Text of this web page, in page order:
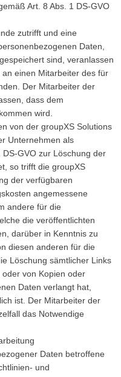
Art. 8 Abs. 1 DS-GVO
zutrifft und eine
Daten,
sind, veranlassen
einen Mitarbeiter des für
Der Mitarbeiter der
dass dem
wird.
von der groupXS Solutions
Unternehmen als
GVO zur Löschung der
so trifft die groupXS
der verfügbaren
angemessene
andere für die
die veröffentlichten
darüber in Kenntnis zu
diesen anderen für die
Löschung sämtlicher Links
von Kopien oder
Daten verlangt hat,
ist. Der Mitarbeiter der
das Notwendige
Daten betroffene
und